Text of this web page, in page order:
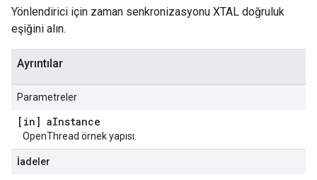
Yönlendirici için zaman senkronizasyonu XTAL doğruluk
eşiğini alın.
Ayrıntılar
Parametreler
[in] aInstance
OpenThread örnek yapısı.
İadeler